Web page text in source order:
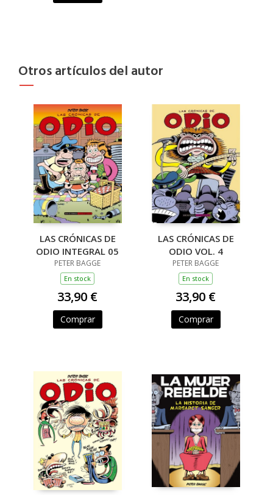
Otros artículos del autor
LAS CRÓNICAS DE
ODIO INTEGRAL 05
PETER BAGGE
En stock
33,90 €
Comprar
LAS CRÓNICAS DE
ODIO VOL. 4
PETER BAGGE
En stock
33,90 €
Comprar